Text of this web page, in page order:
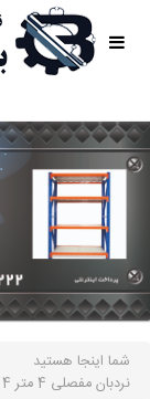
محصولات
مقالات
درباره
تماس
باما
اینستاگرام
سایر
لینک
ها
شما اینجا هستید
نردبان مفصلی 4 متر 4 تیکه